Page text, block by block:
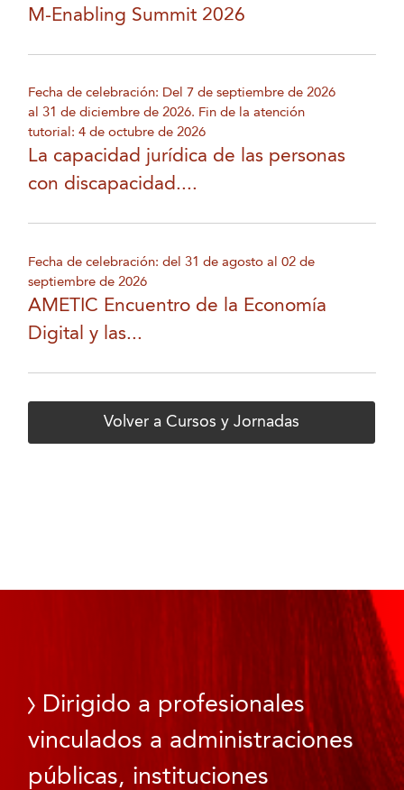
M-Enabling Summit 2026
Fecha de celebración: Del 7 de septiembre de 2026
al 31 de diciembre de 2026. Fin de la atención
tutorial: 4 de octubre de 2026
La capacidad jurídica de las personas
con discapacidad....
Fecha de celebración: del 31 de agosto al 02 de
septiembre de 2026
AMETIC Encuentro de la Economía
Digital y las...
Volver a Cursos y Jornadas
Dirigido a profesionales
vinculados a administraciones
públicas, instituciones